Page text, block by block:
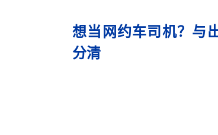
想当网约车司机？与
分清